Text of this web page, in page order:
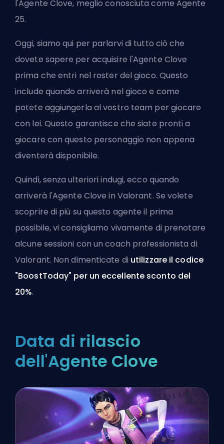
l'Agente Clove, meglio conosciuta come Agente
25.
Oggi, siamo qui per parlarvi di tutto ciò che
dovete sapere per acquisire l'Agente Clove
prima che entri nel roster del gioco. Questo
include quando arriverà nel gioco e come
potete aggiungerla al vostro team per giocare
con lei. Questo garantisce che siate pronti a
giocare con questo personaggio non appena
diventerà disponibile.
Quindi, senza ulteriori indugi, ecco quando
arriverà l'Agente Clove in Valorant. Se volete
scoprire di più su questo agente il prima
possibile, vi consigliamo vivamente di prenotare
alcune sessioni con un coach professionista di
Valorant. Non dimenticate di utilizzare il codice
"BoostToday" per un eccellente sconto del
20%.
Data di rilascio
dell'Agente Clove